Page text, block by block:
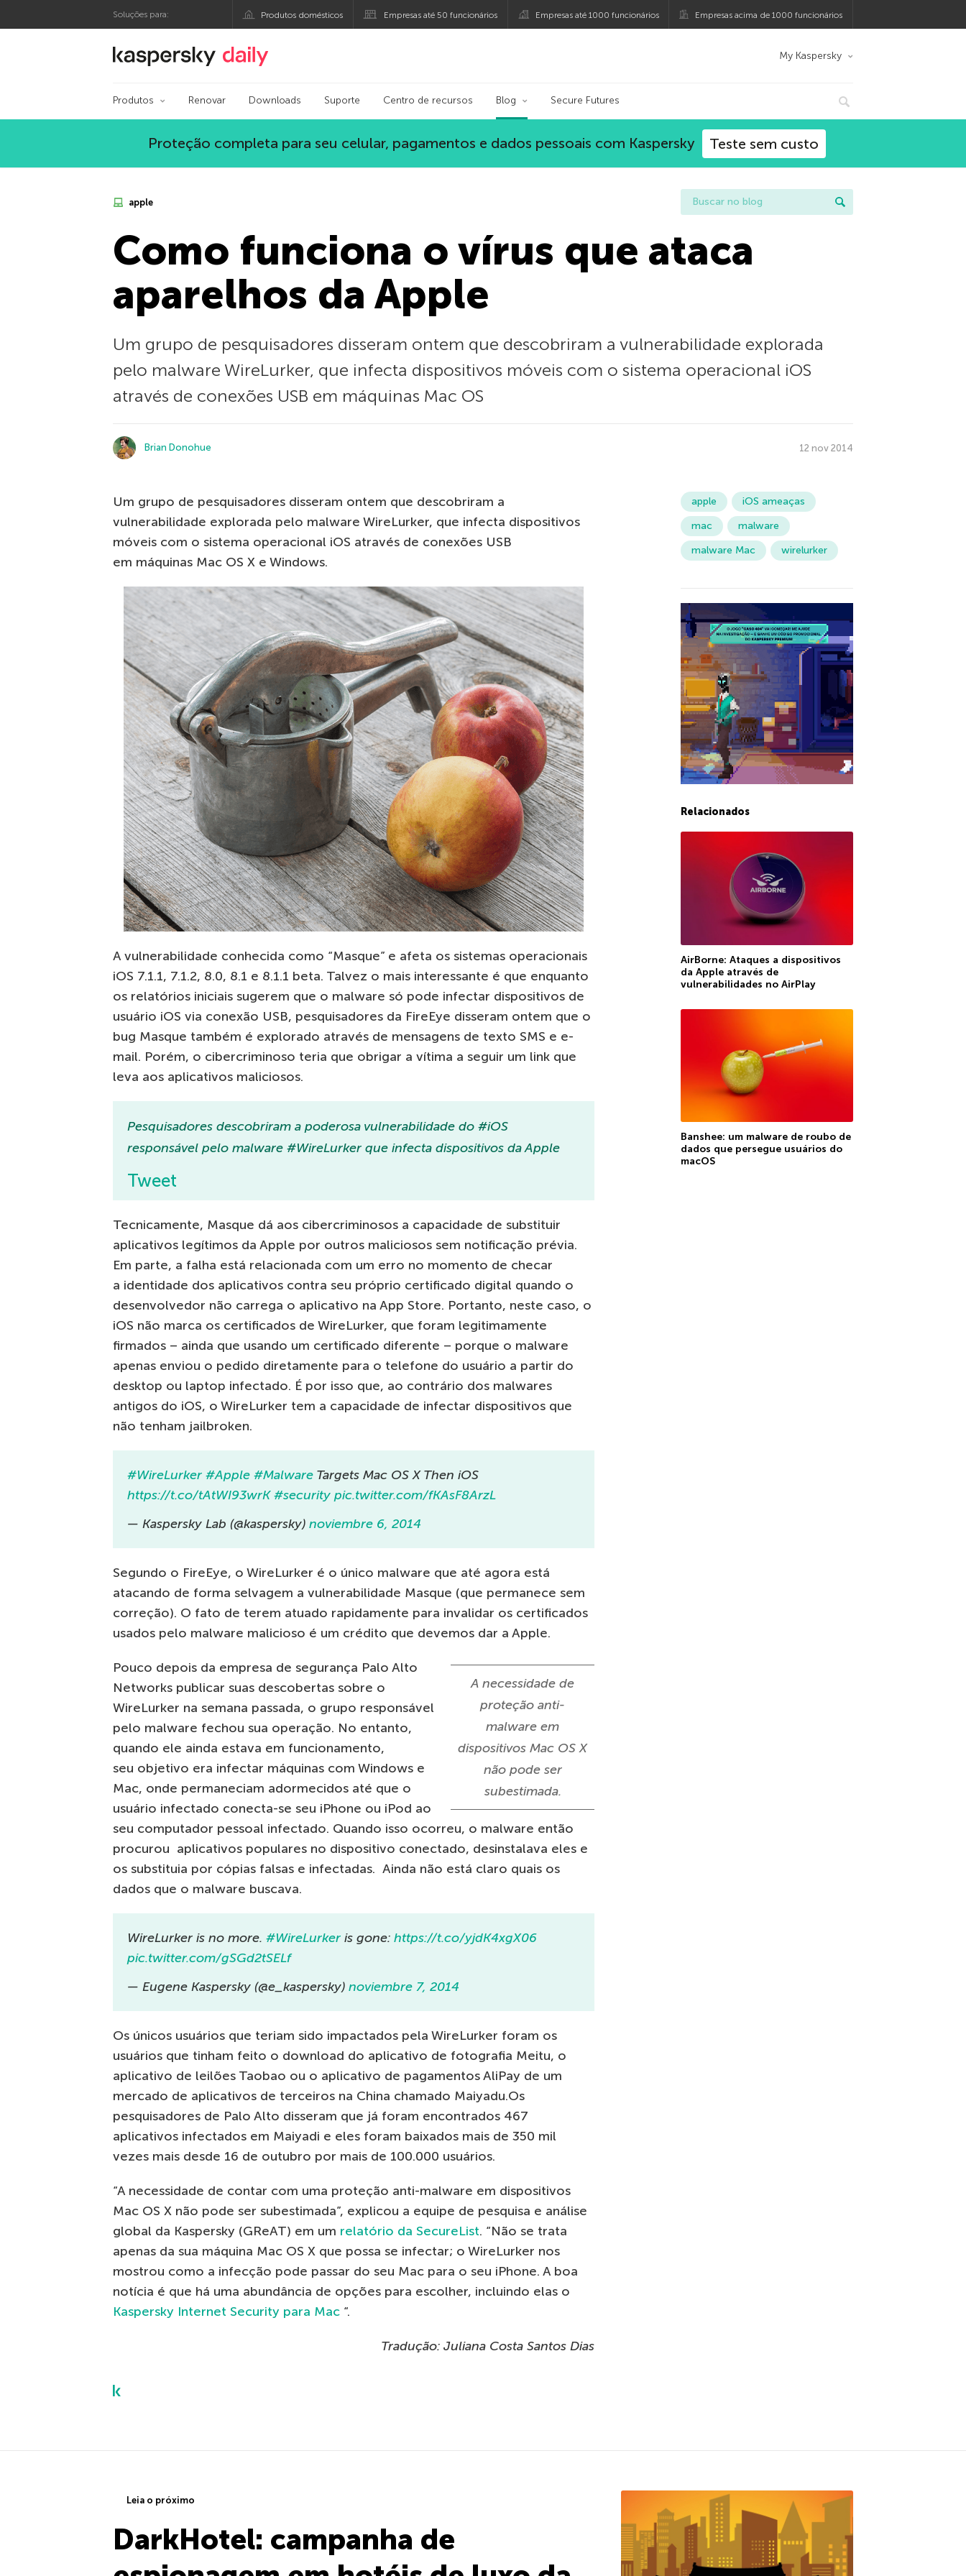
Soluções para: Produtos domésticos Empresas até 50 funcionários Empresas até 1000 funcionários Empresas acima de 1000 funcionários
Blog oficial da Kaspersky My Kaspersky
Produtos Renovar Downloads Suporte Centro de recursos Blog Secure Futures
Proteção completa para seu celular, pagamentos e dados pessoais com Kaspersky Teste sem custo
apple
Como funciona o vírus que ataca
aparelhos da Apple
Um grupo de pesquisadores disseram ontem que descobriram a vulnerabilidade explorada
pelo malware WireLurker, que infecta dispositivos móveis com o sistema operacional iOS
através de conexões USB em máquinas Mac OS
Brian Donohue 12 nov 2014
Um grupo de pesquisadores disseram ontem que descobriram a
vulnerabilidade explorada pelo malware WireLurker, que infecta dispositivos
móveis com o sistema operacional iOS através de conexões USB
em máquinas Mac OS X e Windows.
A vulnerabilidade conhecida como “Masque” e afeta os sistemas operacionais
iOS 7.1.1, 7.1.2, 8.0, 8.1 e 8.1.1 beta. Talvez o mais interessante é que enquanto
os relatórios iniciais sugerem que o malware só pode infectar dispositivos de
usuário iOS via conexão USB, pesquisadores da FireEye disseram ontem que o
bug Masque também é explorado através de mensagens de texto SMS e e-
mail. Porém, o cibercriminoso teria que obrigar a vítima a seguir um link que
leva aos aplicativos maliciosos.
Pesquisadores descobriram a poderosa vulnerabilidade do #iOS
responsável pelo malware #WireLurker que infecta dispositivos da Apple
Tweet
Tecnicamente, Masque dá aos cibercriminosos a capacidade de substituir
aplicativos legítimos da Apple por outros maliciosos sem notificação prévia.
Em parte, a falha está relacionada com um erro no momento de checar
a identidade dos aplicativos contra seu próprio certificado digital quando o
desenvolvedor não carrega o aplicativo na App Store. Portanto, neste caso, o
iOS não marca os certificados de WireLurker, que foram legitimamente
firmados – ainda que usando um certificado diferente – porque o malware
apenas enviou o pedido diretamente para o telefone do usuário a partir do
desktop ou laptop infectado. É por isso que, ao contrário dos malwares
antigos do iOS, o WireLurker tem a capacidade de infectar dispositivos que
não tenham jailbroken.
#WireLurker #Apple #Malware Targets Mac OS X Then iOS
https://t.co/tAtWI93wrK #security pic.twitter.com/fKAsF8ArzL
— Kaspersky Lab (@kaspersky) noviembre 6, 2014
Segundo o FireEye, o WireLurker é o único malware que até agora está
atacando de forma selvagem a vulnerabilidade Masque (que permanece sem
correção). O fato de terem atuado rapidamente para invalidar os certificados
usados pelo malware malicioso é um crédito que devemos dar a Apple.
A necessidade de
proteção anti-
malware em
dispositivos Mac OS X
não pode ser
subestimada.
Pouco depois da empresa de segurança Palo Alto
Networks publicar suas descobertas sobre o
WireLurker na semana passada, o grupo responsável
pelo malware fechou sua operação. No entanto,
quando ele ainda estava em funcionamento,
seu objetivo era infectar máquinas com Windows e
Mac, onde permaneciam adormecidos até que o
usuário infectado conecta-se seu iPhone ou iPod ao
seu computador pessoal infectado. Quando isso ocorreu, o malware então
procurou aplicativos populares no dispositivo conectado, desinstalava eles e
os substituia por cópias falsas e infectadas. Ainda não está claro quais os
dados que o malware buscava.
WireLurker is no more. #WireLurker is gone: https://t.co/yjdK4xgX06
pic.twitter.com/gSGd2tSELf
— Eugene Kaspersky (@e_kaspersky) noviembre 7, 2014
Os únicos usuários que teriam sido impactados pela WireLurker foram os
usuários que tinham feito o download do aplicativo de fotografia Meitu, o
aplicativo de leilões Taobao ou o aplicativo de pagamentos AliPay de um
mercado de aplicativos de terceiros na China chamado Maiyadu.Os
pesquisadores de Palo Alto disseram que já foram encontrados 467
aplicativos infectados em Maiyadi e eles foram baixados mais de 350 mil
vezes mais desde 16 de outubro por mais de 100.000 usuários.
“A necessidade de contar com uma proteção anti-malware em dispositivos
Mac OS X não pode ser subestimada”, explicou a equipe de pesquisa e análise
global da Kaspersky (GReAT) em um relatório da SecureList. “Não se trata
apenas da sua máquina Mac OS X que possa se infectar; o WireLurker nos
mostrou como a infecção pode passar do seu Mac para o seu iPhone. A boa
notícia é que há uma abundância de opções para escolher, incluindo elas o
Kaspersky Internet Security para Mac “.
Tradução: Juliana Costa Santos Dias
apple
iOS ameaças
mac
malware
malware Mac
wirelurker
Relacionados
AirBorne: Ataques a dispositivos
da Apple através de
vulnerabilidades no AirPlay
Banshee: um malware de roubo de
dados que persegue usuários do
macOS
Leia o próximo
DarkHotel: campanha de